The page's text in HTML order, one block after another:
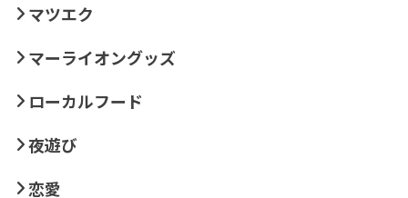
マツエク
マーライオングッズ
ローカルフード
夜遊び
恋愛